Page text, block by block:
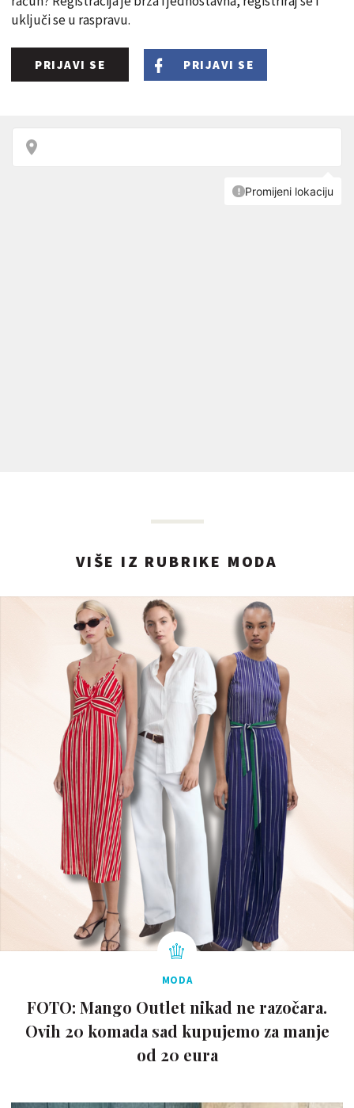
uključi se u raspravu.
PRIJAVI SE PRIJAVI SE
VIŠE IZ RUBRIKE MODA
MODA
FOTO: Mango Outlet nikad ne razočara.
Ovih 20 komada sad kupujemo za manje
od 20 eura